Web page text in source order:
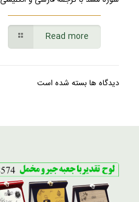
Read more
دیدگاه ها بسته شده است